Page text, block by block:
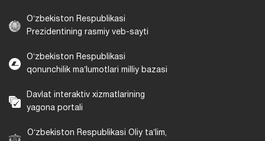
Oʻzbekiston Respublikasi
Prezidentining rasmiy veb-sayti
Oʻzbekiston Respublikasi
qonunchilik maʼlumotlari milliy bazasi
Davlat interaktiv xizmatlarining
yagona portali
Oʻzbekiston Respublikasi Oliy taʼlim,